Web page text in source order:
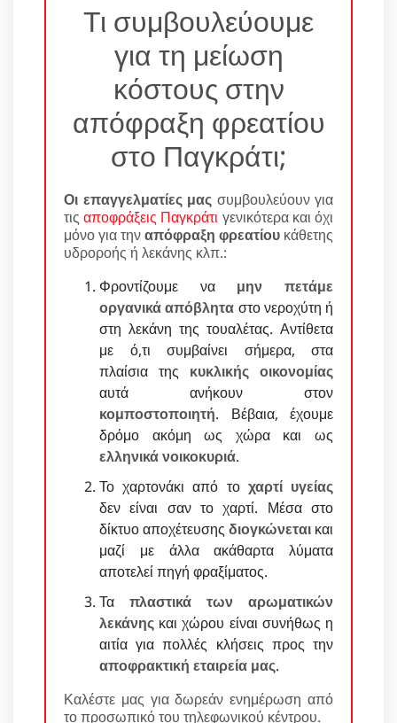
Τι συμβουλεύουμε
για τη μείωση
κόστους στην
απόφραξη φρεατίου
στο Παγκράτι;
Οι επαγγελματίες μας συμβουλεύουν για
τιςαποφράξεις Παγκράτι γενικότερα και όχι
μόνο για τηναπόφραξη φρεατίου κάθετης
υδροροής ή λεκάνης κλπ.:
Φροντίζουμε να μην πετάμε
οργανικά απόβλητα στο νεροχύτη ή
στη λεκάνη της τουαλέτας. Αντίθετα
με ό,τι συμβαίνει σήμερα, στα
πλαίσια της κυκλικής οικονομίας
αυτά ανήκουν στον
κομποστοποιητή. Βέβαια, έχουμε
δρόμο ακόμη ως χώρα και ως
ελληνικά νοικοκυριά.
Το χαρτονάκι από το χαρτί υγείας
δεν είναι σαν το χαρτί. Μέσα στο
δίκτυο αποχέτευσης διογκώνεται και
μαζί με άλλα ακάθαρτα λύματα
αποτελεί πηγή φραξίματος.
Τα πλαστικά των αρωματικών
λεκάνης και χώρου είναι συνήθως η
αιτία για πολλές κλήσεις προς την
αποφρακτική εταιρεία μας.
Καλέστε μας για δωρεάν ενημέρωση από
το προσωπικό του τηλεφωνικού κέντρου.